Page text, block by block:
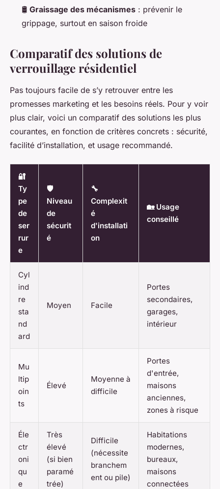
🛢️ Graissage des mécanismes : prévenir le
grippage, surtout en saison froide
Comparatif des solutions de
verrouillage résidentiel
Pas toujours facile de s’y retrouver entre les
promesses marketing et les besoins réels. Pour y voir
plus clair, voici un comparatif des solutions les plus
courantes, en fonction de critères concrets : sécurité,
facilité d’installation, et usage recommandé.
🔐
Ty
pe
de
ser
rur
e
🛡️
Niveau
de
sécurit
é
🔧
Complexit
é
d'installati
on
🏡 Usage
conseillé
Cyl
ind
re
sta
nd
ard
Moyen Facile
Portes
secondaires,
garages,
intérieur
Mu
ltip
oin
ts
Élevé
Moyenne à
difficile
Portes
d'entrée,
maisons
anciennes,
zones à risque
Éle
ctr
oni
qu
e
Très
élevé
(si bien
paramé
trée)
Difficile
(nécessite
branchem
ent ou pile)
Habitations
modernes,
bureaux,
maisons
connectées